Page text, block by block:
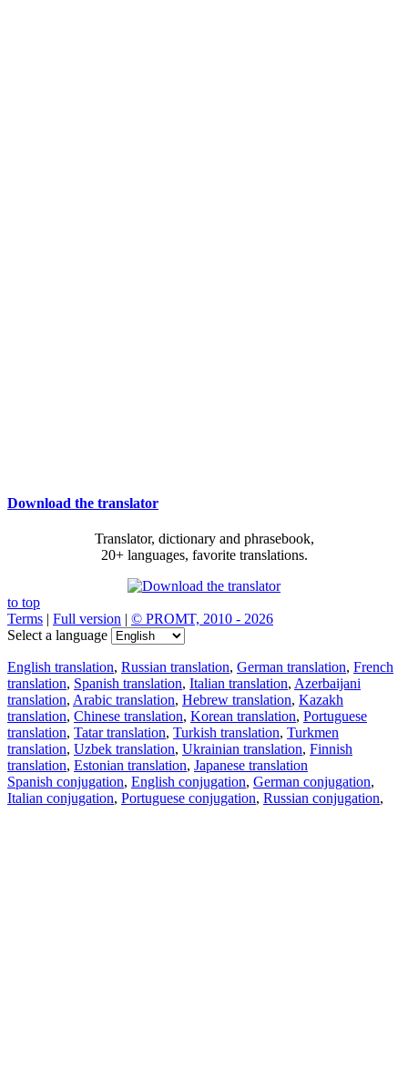
Download the translator
Translator, dictionary and phrasebook,
20+ languages, favorite translations.
to top
Terms | Full version | © PROMT, 2010 - 2026
Select a language
English translation, Russian translation, German translation, French
translation, Spanish translation, Italian translation, Azerbaijani
translation, Arabic translation, Hebrew translation, Kazakh
translation, Chinese translation, Korean translation, Portuguese
translation, Tatar translation, Turkish translation, Turkmen
translation, Uzbek translation, Ukrainian translation, Finnish
translation, Estonian translation, Japanese translation
Spanish conjugation, English conjugation, German conjugation,
Italian conjugation, Portuguese conjugation, Russian conjugation,